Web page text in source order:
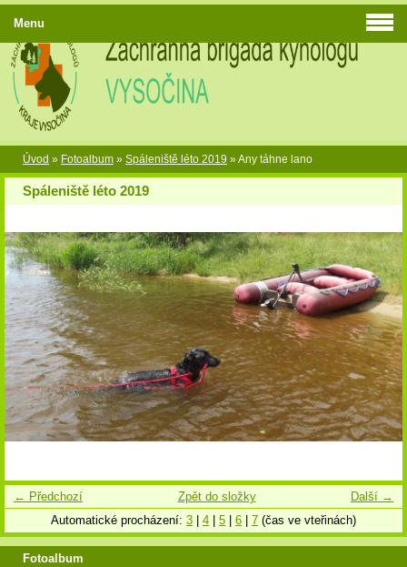
Úvod » Fotoalbum » Spáleniště léto 2019 »Any táhne lano
Spáleniště léto 2019
← Předchozí Další →
Zpět do složky
Automatické procházení: 3 4 5 6 7 (čas ve vteřinách)
Menu
Fotoalbum